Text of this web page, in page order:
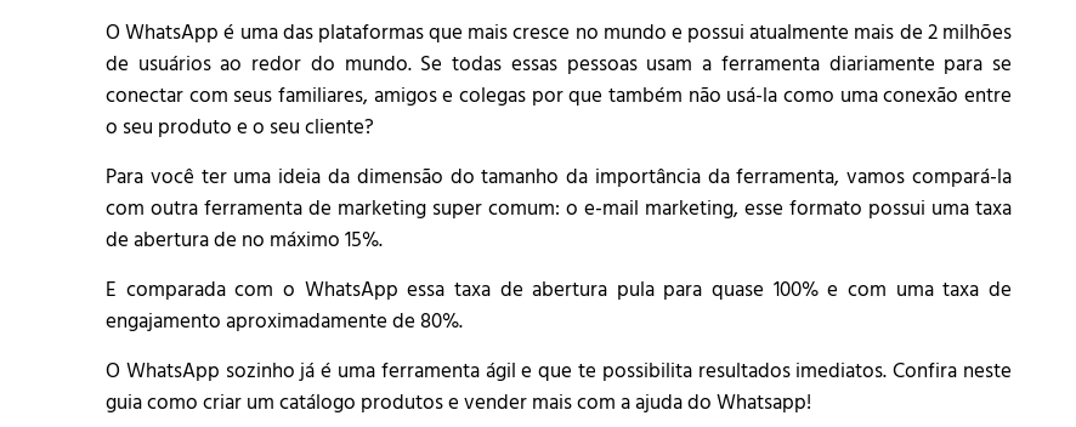
O WhatsApp é uma das plataformas que mais cresce no mundo e possui atualmente mais de 2 milhões
de usuários ao redor do mundo. Se todas essas pessoas usam a ferramenta diariamente para se
conectar com seus familiares, amigos e colegas por que também não usá-la como uma conexão entre
o seu produto e o seu cliente?
Para você ter uma ideia da dimensão do tamanho da importância da ferramenta, vamos compará-la
com outra ferramenta de marketing super comum: o e-mail marketing, esse formato possui uma taxa
de abertura de no máximo 15%.
E comparada com o WhatsApp essa taxa de abertura pula para quase 100% e com uma taxa de
engajamento aproximadamente de 80%.
O WhatsApp sozinho já é uma ferramenta ágil e que te possibilita resultados imediatos. Confira neste
guia como criar um catálogo produtos e vender mais com a ajuda do Whatsapp!